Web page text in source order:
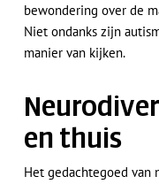
bewondering over de
Niet ondanks zijn
manier van kijken.
en thuis
Het gedachtegoed van